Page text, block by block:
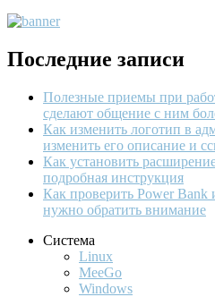
Последние записи
Полезные приемы при
сделают общение с ним
Как изменить логотип в
изменить его описание и
Как установить
подробная инструкция
Как проверить Power Bank
нужно обратить внимание
Система
Linux
MeeGo
Windows